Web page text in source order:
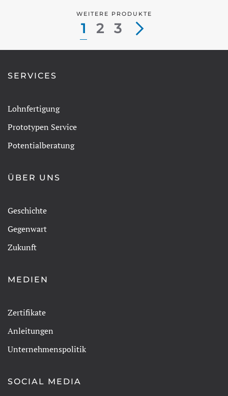
WEITERE PRODUKTE
1 2 3
SERVICES
Lohnfertigung
Prototypen Service
Potentialberatung
ÜBER UNS
Geschichte
Gegenwart
Zukunft
MEDIEN
Zertifikate
Anleitungen
Unternehmenspolitik
SOCIAL MEDIA